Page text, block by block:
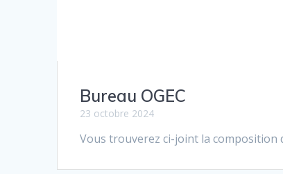
Bureau OGEC
23 octobre 2024
Vous trouverez ci-joint la composition